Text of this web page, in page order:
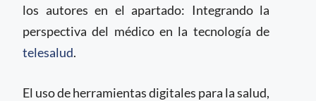
los autores en el apartado: Integrando la
perspectiva del médico en la tecnología de
telesalud.
El uso de herramientas digitales para la salud,